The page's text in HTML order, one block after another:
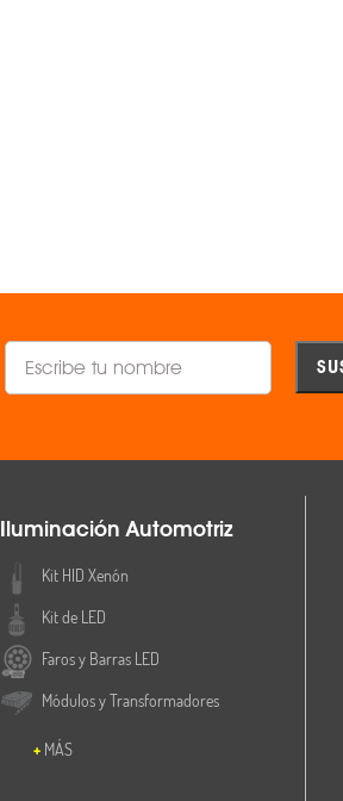
Iluminación Automotriz
Kit HID Xenón
Kit de LED
Faros y Barras LED
Módulos y Transformadores
MÁS